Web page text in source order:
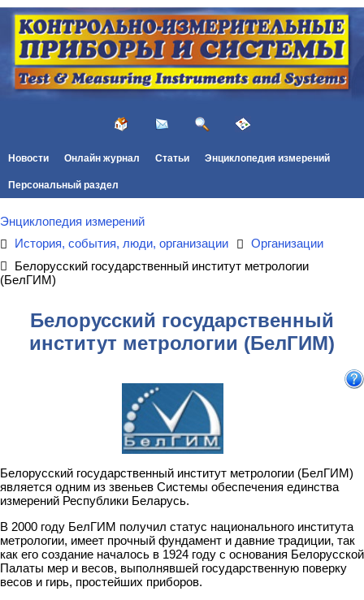
Новости Онлайн журнал Статьи Энциклопедия измерений
Персональный раздел
Энциклопедия измерений
История, события, люди, организации
Организации
Белорусский государственный институт метрологии
(БелГИМ)
Белорусский государственный
институт метрологии (БелГИМ)
Белорусский государственный институт метрологии (БелГИМ)
является одним из звеньев Системы обеспечения единства
измерений Республики Беларусь.
В 2000 году БелГИМ получил статус национального института
метрологии, имеет прочный фундамент и давние традиции, так
как его создание началось в 1924 году с основания Белорусской
Палаты мер и весов, выполнявшей государственную поверку
весов и гирь, простейших приборов.